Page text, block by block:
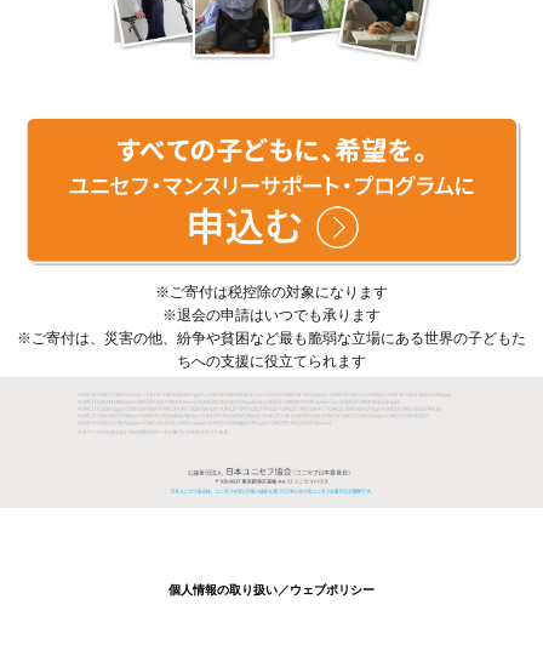
※ご寄付は税控除の対象になります
※退会の申請はいつでも承ります
※ご寄付は、災害の他、紛争や貧困など最も脆弱な立場にある世界の子どもた
ちへの支援に役立てられます
個人情報の取り扱い／ウェブポリシー